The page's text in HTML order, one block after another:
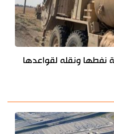
نفطها ونقله لقواعدها